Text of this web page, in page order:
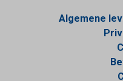
Algemene